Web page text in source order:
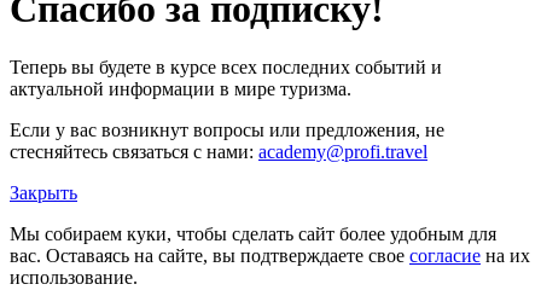
Теперь вы будете в курсе всех последних событий и
актуальной информации в мире туризма.
Если у вас возникнут вопросы или предложения, не
стесняйтесь связаться с нами: academy@profi.travel
Закрыть
Мы собираем куки, чтобы сделать сайт более удобным для
вас. Оставаясь на сайте, вы подтверждаете свое согласие на их
использование.